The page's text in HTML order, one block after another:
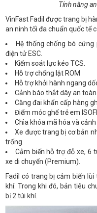
Tính năng
VinFast Fadil được trang bị
an ninh tối đa chuẩn quốc tế
Hệ thống chống bó cứng
điện tử ESC.
Kiểm soát lực kéo TCS.
Hỗ trợ chống lật ROM
Hỗ trợ khởi hành ngang
Cảnh báo thắt dây an
Căng đai khẩn cấp hàng
Điểm móc ghế trẻ em
Chìa khóa mã hóa và
Xe được trang bị cơ bản
trống.
Cảm biến hỗ trợ đỗ xe, 6
xe di chuyển (Premium).
Fadil có trang bị cảm biến
khí. Trong khi đó, bản tiêu
bị 2 túi khí.